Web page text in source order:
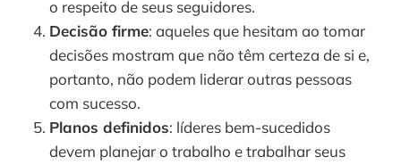
o respeito de seus seguidores.
Decisão firme: aqueles que hesitam ao tomar
decisões mostram que não têm certeza de si e,
portanto, não podem liderar outras pessoas
com sucesso.
Planos definidos: líderes bem-sucedidos
devem planejar o trabalho e trabalhar seus